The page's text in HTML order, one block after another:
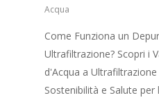
Acqua
Come Funziona un
Ultrafiltrazione? Scopri i
d'Acqua a
Sostenibilità e Salute per